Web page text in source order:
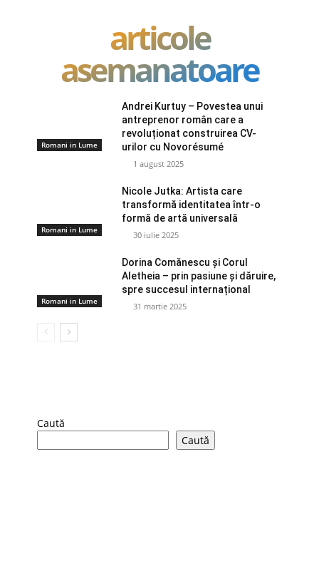
articole
asemanatoare
Romani in Lume
Andrei Kurtuy – Povestea unui
antreprenor român care a
revoluționat construirea CV-
urilor cu Novorésumé
1 august 2025
Romani in Lume
Nicole Jutka: Artista care
transformă identitatea într-o
formă de artă universală
30 iulie 2025
Romani in Lume
Dorina Comănescu și Corul
Aletheia – prin pasiune și dăruire,
spre succesul internațional
31 martie 2025
Caută
Caută